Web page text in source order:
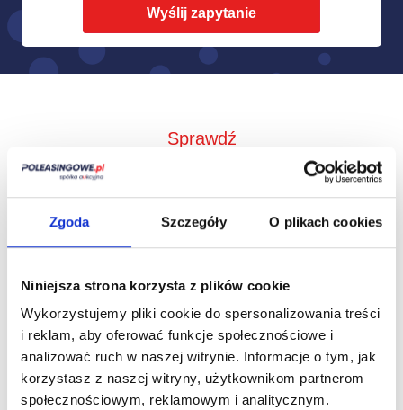
Zgoda Szczegóły O plikach cookies
Niniejsza strona korzysta z plików cookie
Wykorzystujemy pliki cookie do spersonalizowania treści
i reklam, aby oferować funkcje społecznościowe i
analizować ruch w naszej witrynie. Informacje o tym, jak
korzystasz z naszej witryny, użytkownikom partnerom
społecznościowym, reklamowym i analitycznym.
Sprawdź
Jak to działa?
Zbieramy od Przedstawimy Ci